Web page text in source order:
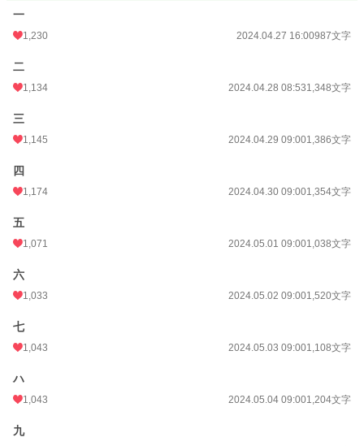
他サイトにも投稿しております。
※無断著作物利用禁止
小説
お気に入り
文字数
初回公開日時
初回完結日時
週間ポイント
月間ポイント
年間ポイント
累計ポイント
一
1,230 2024.04.27 16:00987文字
二
1,134 2024.04.28 08:531,348文字
三
1,145 2024.04.29 09:001,386文字
四
1,174 2024.04.30 09:001,354文字
五
1,071 2024.05.01 09:001,038文字
六
1,033 2024.05.02 09:001,520文字
七
1,043 2024.05.03 09:001,108文字
ハ
1,043 2024.05.04 09:001,204文字
九